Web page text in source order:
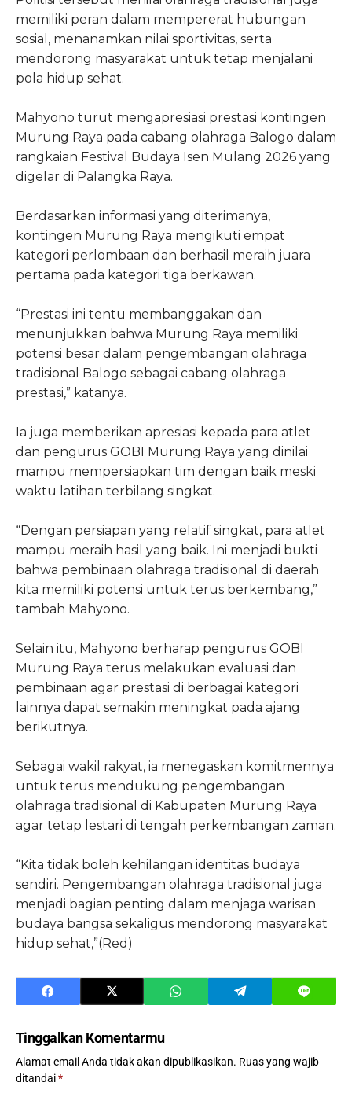
memiliki peran dalam mempererat hubungan
sosial, menanamkan nilai sportivitas, serta
mendorong masyarakat untuk tetap menjalani
pola hidup sehat.
Mahyono turut mengapresiasi prestasi kontingen
Murung Raya pada cabang olahraga Balogo dalam
rangkaian Festival Budaya Isen Mulang 2026 yang
digelar di Palangka Raya.
Berdasarkan informasi yang diterimanya,
kontingen Murung Raya mengikuti empat
kategori perlombaan dan berhasil meraih juara
pertama pada kategori tiga berkawan.
“Prestasi ini tentu membanggakan dan
menunjukkan bahwa Murung Raya memiliki
potensi besar dalam pengembangan olahraga
tradisional Balogo sebagai cabang olahraga
prestasi,” katanya.
Ia juga memberikan apresiasi kepada para atlet
dan pengurus GOBI Murung Raya yang dinilai
mampu mempersiapkan tim dengan baik meski
waktu latihan terbilang singkat.
“Dengan persiapan yang relatif singkat, para atlet
mampu meraih hasil yang baik. Ini menjadi bukti
bahwa pembinaan olahraga tradisional di daerah
kita memiliki potensi untuk terus berkembang,”
tambah Mahyono.
Selain itu, Mahyono berharap pengurus GOBI
Murung Raya terus melakukan evaluasi dan
pembinaan agar prestasi di berbagai kategori
lainnya dapat semakin meningkat pada ajang
berikutnya.
Sebagai wakil rakyat, ia menegaskan komitmennya
untuk terus mendukung pengembangan
olahraga tradisional di Kabupaten Murung Raya
agar tetap lestari di tengah perkembangan zaman.
“Kita tidak boleh kehilangan identitas budaya
sendiri. Pengembangan olahraga tradisional juga
menjadi bagian penting dalam menjaga warisan
budaya bangsa sekaligus mendorong masyarakat
hidup sehat,”(Red)
Tinggalkan Komentarmu
Alamat email Anda tidak akan dipublikasikan. Ruas yang wajib
ditandai*